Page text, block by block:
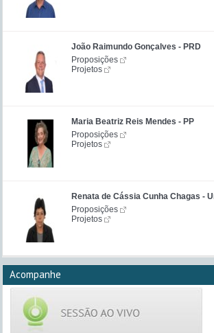
João Raimundo Gonçalves - PRD
Proposições
Projetos
Maria Beatriz Reis Mendes - PP
Proposições
Projetos
Renata de Cássia Cunha Chagas -
Proposições
Projetos
Acompanhe